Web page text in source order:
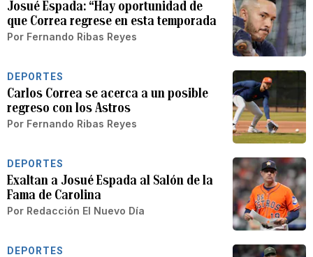
Josué Espada: “Hay oportunidad de
que Correa regrese en esta temporada
Por Fernando Ribas Reyes
DEPORTES
Carlos Correa se acerca a un posible
regreso con los Astros
Por Fernando Ribas Reyes
DEPORTES
Exaltan a Josué Espada al Salón de la
Fama de Carolina
Por Redacción El Nuevo Día
DEPORTES